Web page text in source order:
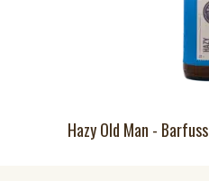
Hazy Old Man - Barfuss